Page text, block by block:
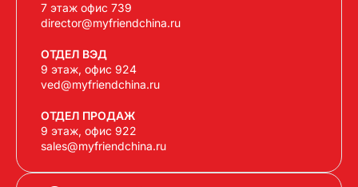
7 этаж офис 739
director@myfriendchina.ru
ОТДЕЛ ВЭД
9 этаж, офис 924
ved@myfriendchina.ru
ОТДЕЛ ПРОДАЖ
9 этаж, офис 922
sales@myfriendchina.ru